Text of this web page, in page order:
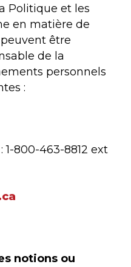
Politique et les
en matière de
être
de la
personnels
:
: 1-800-463-8812 ext
notions ou